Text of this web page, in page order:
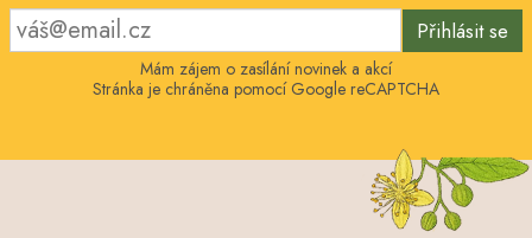
Přihlásit se
Mám zájem o zasílání novinek a akcí
Stránka je chráněna pomocí Google reCAPTCHA